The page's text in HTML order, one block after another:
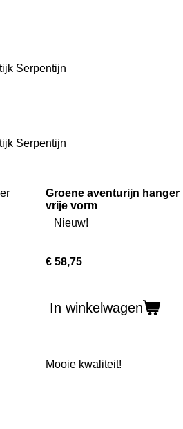
Serpentijn
Serpentijn
Groene aventurijn hanger
vrije vorm
Nieuw!
€ 58,75
In winkelwagen
Mooie kwaliteit!